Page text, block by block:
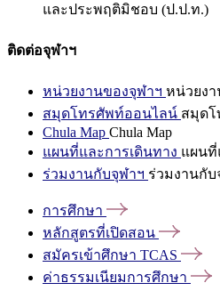
และประพฤติมิชอบ (ป.ป.ท.)
ติดต่อจุฬาฯ
หน่วยงานของจุฬาฯ หน่วยง
สมุดโทรศัพท์ออนไลน์ สมุด
Chula Map Chula Map
แผนที่และการเดินทาง แผนที่
ร่วมงานกับจุฬาฯ ร่วมงานกับ
การศึกษา
หลักสูตรที่เปิดสอน
สมัครเข้าศึกษา TCAS
ค่าธรรมเนียมการศึกษา